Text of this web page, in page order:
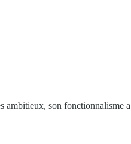
ambitieux, son fonctionnalisme a